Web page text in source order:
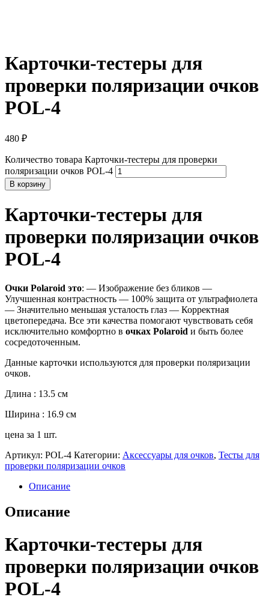
Карточки-тестеры для
проверки поляризации очков
POL-4
480 ₽
Количество товара Карточки-тестеры для проверки
поляризации очков POL-4
В корзину
Карточки-тестеры для
проверки поляризации очков
POL-4
Очки Polaroid это: — Изображение без бликов —
Улучшенная контрастность — 100% защита от ультрафиолета
— Значительно меньшая усталость глаз — Корректная
цветопередача. Все эти качества помогают чувствовать себя
исключительно комфортно в очках Polaroid и быть более
сосредоточенным.
Данные карточки используются для проверки поляризации
очков.
Длина : 13.5 cм
Ширина : 16.9 cм
цена за 1 шт.
Артикул: POL-4 Категории: Аксессуары для очков, Тесты для
проверки поляризации очков
Описание
Описание
Карточки-тестеры для
проверки поляризации очков
POL-4